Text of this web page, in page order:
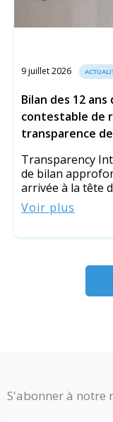
9 juillet 2026
Bilan des 12
contestable de
transparence
Transparency
de bilan
arrivée à la tête
Voir plus
S'abonner à notre